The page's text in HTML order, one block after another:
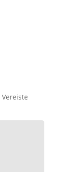
Vereiste